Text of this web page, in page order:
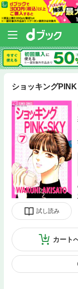
ショッキングPINK
試し読み
カート